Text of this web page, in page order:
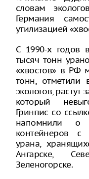
словам
Германия
утилизацией
С 1990-х годов
тысяч тонн
«хвостов» в РФ
тонн, отметили
экологов, растут
который
Гринпис со
напомнили о
контейнеров с
урана,
Ангарске,
Зеленогорске.